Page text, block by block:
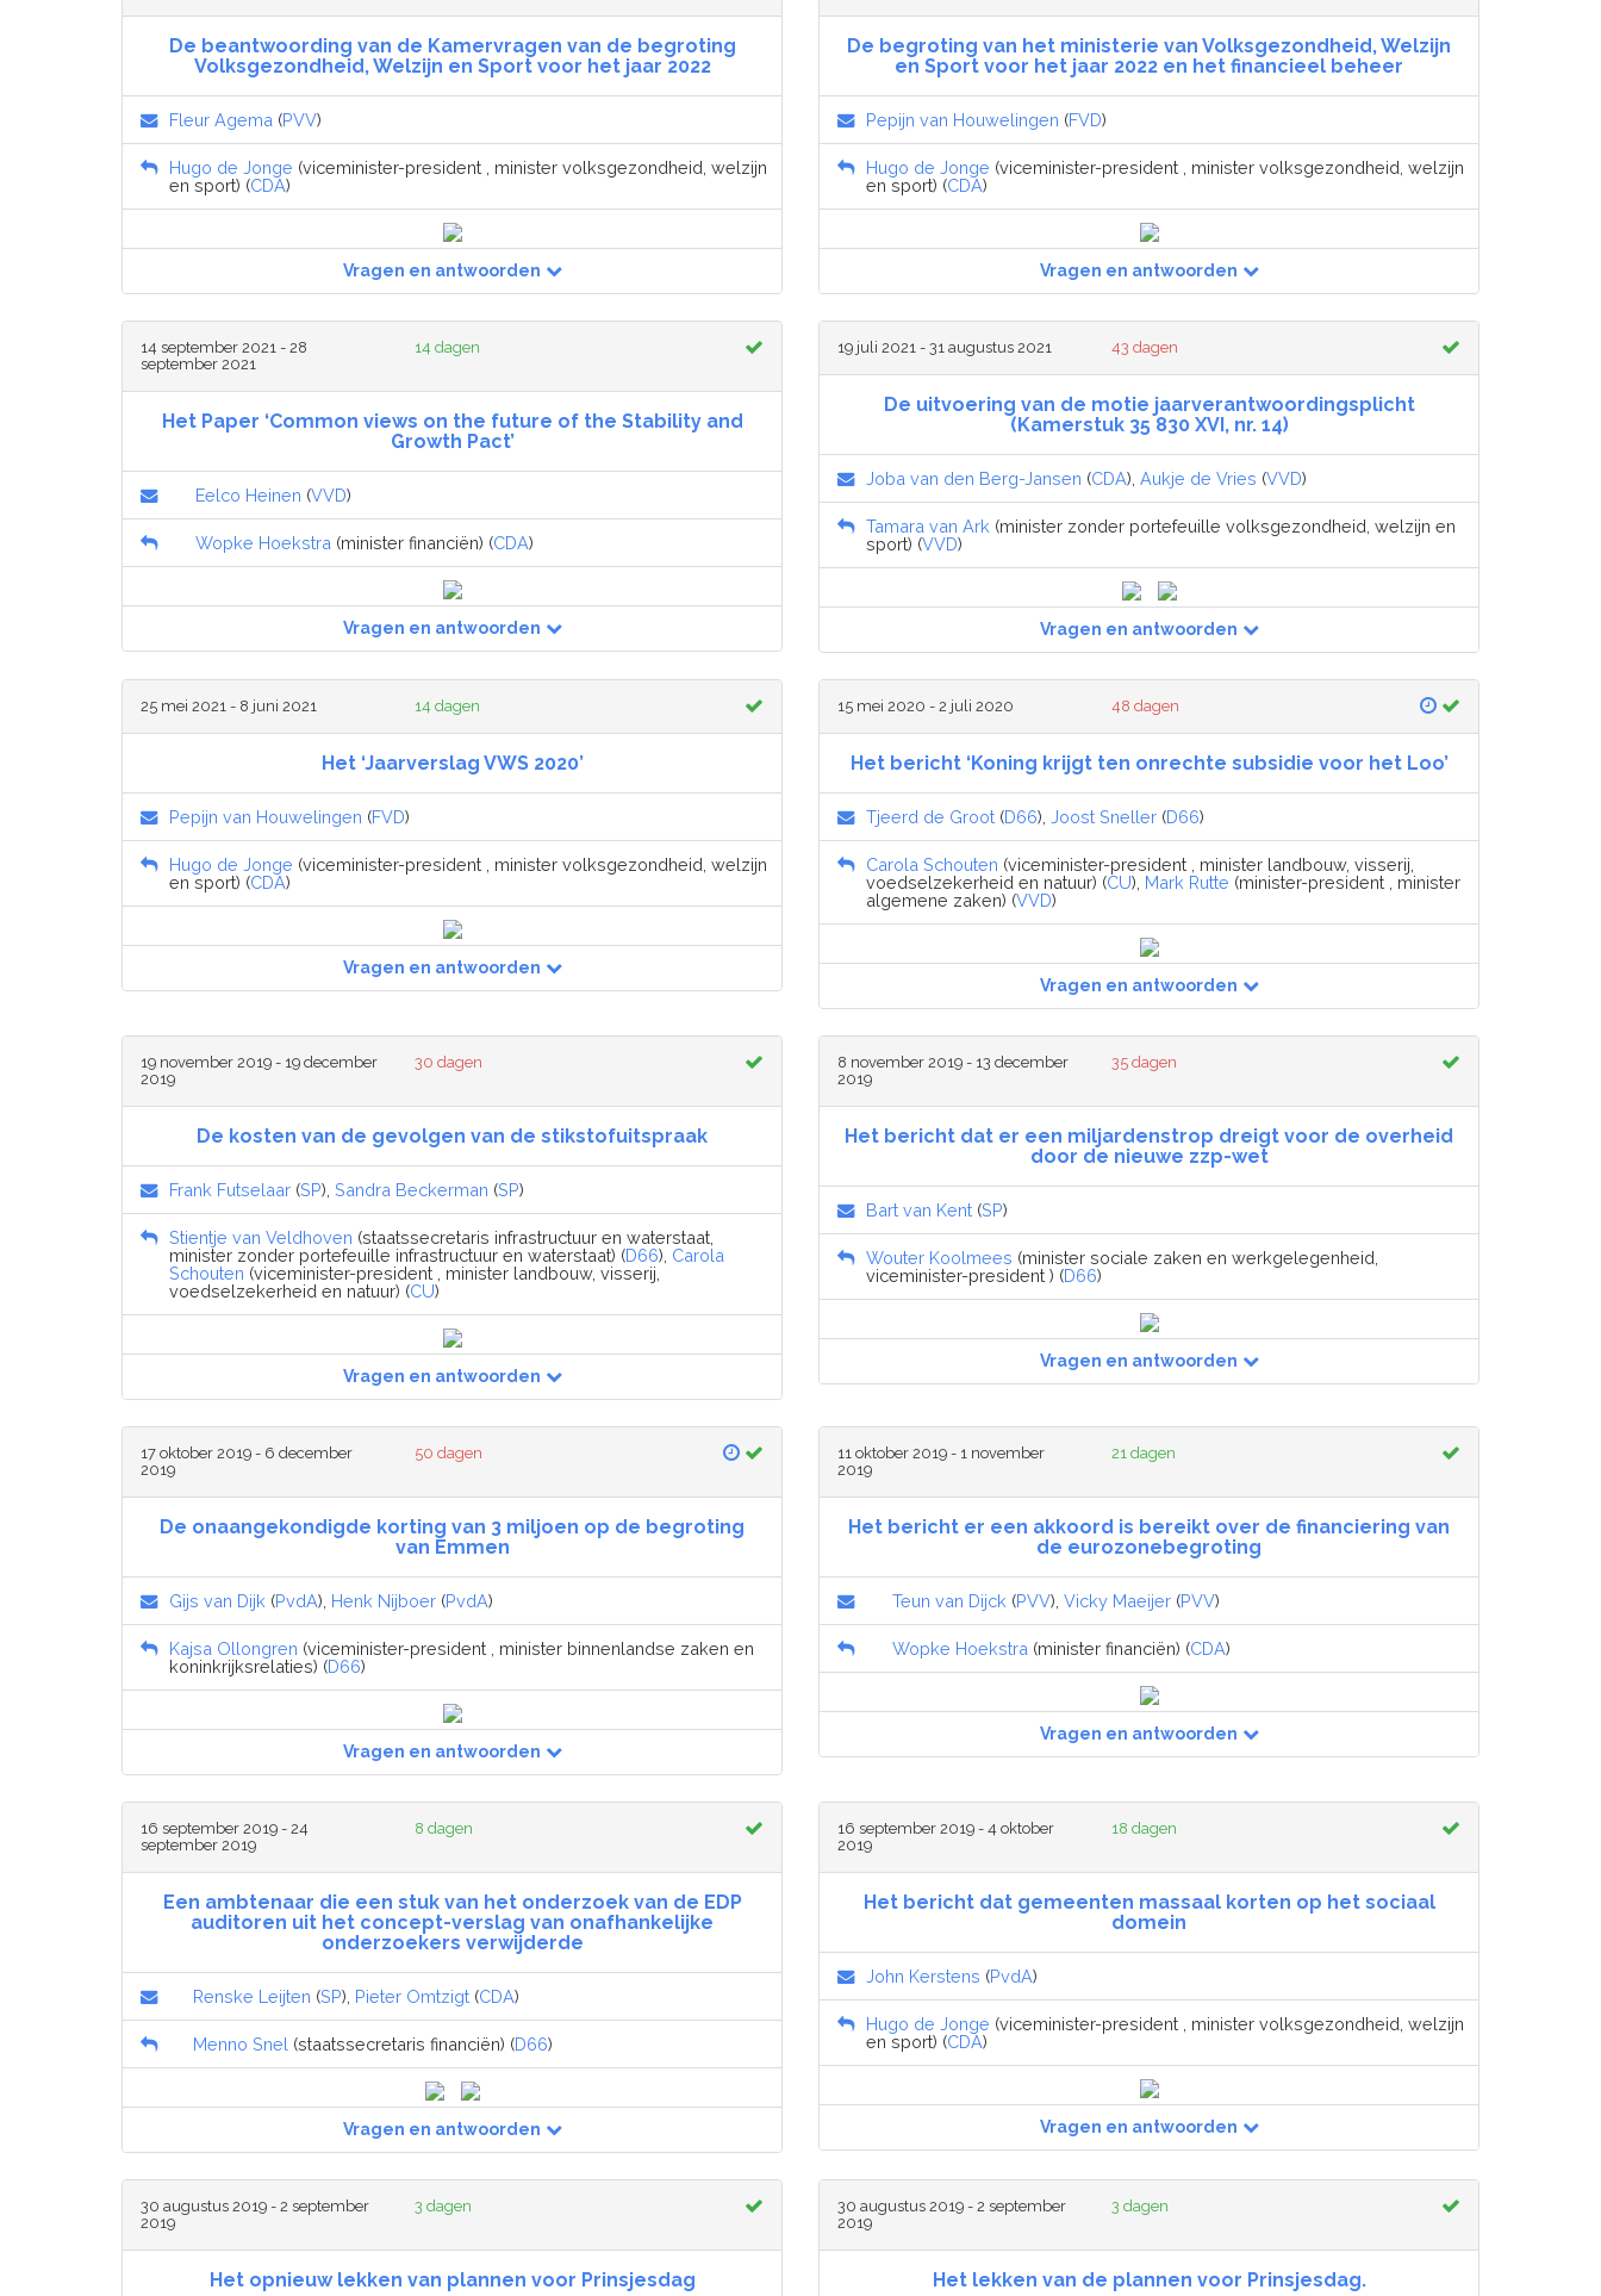
De beantwoording van de Kamervragen van de begroting
Volksgezondheid, Welzijn en Sport voor het jaar 2022
Fleur Agema (PVV)
Hugo de Jonge (viceminister-president , minister volksgezondheid, welzijn
en sport) (CDA)
Vragen en antwoorden
De begroting van het ministerie van Volksgezondheid, Welzijn
en Sport voor het jaar 2022 en het financieel beheer
Pepijn van Houwelingen (FVD)
Hugo de Jonge (viceminister-president , minister volksgezondheid, welzijn
en sport) (CDA)
Vragen en antwoorden
14 september 2021 - 28
september 2021
14 dagen
Het Paper ‘Common views on the future of the Stability and
Growth Pact’
Eelco Heinen (VVD)
Wopke Hoekstra (minister financiën) (CDA)
Vragen en antwoorden
19 juli 2021 - 31 augustus 2021 43 dagen
De uitvoering van de motie jaarverantwoordingsplicht
(Kamerstuk 35 830 XVI, nr. 14)
Joba van den Berg-Jansen (CDA), Aukje de Vries (VVD)
Tamara van Ark (minister zonder portefeuille volksgezondheid, welzijn en
sport) (VVD)
Vragen en antwoorden
25 mei 2021 - 8 juni 2021 14 dagen
Het ‘Jaarverslag VWS 2020’
Pepijn van Houwelingen (FVD)
Hugo de Jonge (viceminister-president , minister volksgezondheid, welzijn
en sport) (CDA)
Vragen en antwoorden
15 mei 2020 - 2 juli 2020 48 dagen
Het bericht ‘Koning krijgt ten onrechte subsidie voor het Loo’
Tjeerd de Groot (D66), Joost Sneller (D66)
Carola Schouten (viceminister-president , minister landbouw, visserij,
voedselzekerheid en natuur) (CU), Mark Rutte (minister-president , minister
algemene zaken) (VVD)
Vragen en antwoorden
19 november 2019 - 19 december
2019
30 dagen
De kosten van de gevolgen van de stikstofuitspraak
Frank Futselaar (SP), Sandra Beckerman (SP)
Stientje van Veldhoven (staatssecretaris infrastructuur en waterstaat,
minister zonder portefeuille infrastructuur en waterstaat) (D66), Carola
Schouten (viceminister-president , minister landbouw, visserij,
voedselzekerheid en natuur) (CU)
Vragen en antwoorden
8 november 2019 - 13 december
2019
35 dagen
Het bericht dat er een miljardenstrop dreigt voor de overheid
door de nieuwe zzp-wet
Bart van Kent (SP)
Wouter Koolmees (minister sociale zaken en werkgelegenheid,
viceminister-president ) (D66)
Vragen en antwoorden
17 oktober 2019 - 6 december
2019
50 dagen
De onaangekondigde korting van 3 miljoen op de begroting
van Emmen
Gijs van Dijk (PvdA), Henk Nijboer (PvdA)
Kajsa Ollongren (viceminister-president , minister binnenlandse zaken en
koninkrijksrelaties) (D66)
Vragen en antwoorden
11 oktober 2019 - 1 november
2019
21 dagen
Het bericht er een akkoord is bereikt over de financiering van
de eurozonebegroting
Teun van Dijck (PVV), Vicky Maeijer (PVV)
Wopke Hoekstra (minister financiën) (CDA)
Vragen en antwoorden
16 september 2019 - 24
september 2019
8 dagen
Een ambtenaar die een stuk van het onderzoek van de EDP
auditoren uit het concept-verslag van onafhankelijke
onderzoekers verwijderde
Renske Leijten (SP), Pieter Omtzigt (CDA)
Menno Snel (staatssecretaris financiën) (D66)
Vragen en antwoorden
16 september 2019 - 4 oktober
2019
18 dagen
Het bericht dat gemeenten massaal korten op het sociaal
domein
John Kerstens (PvdA)
Hugo de Jonge (viceminister-president , minister volksgezondheid, welzijn
en sport) (CDA)
Vragen en antwoorden
30 augustus 2019 - 2 september
2019
3 dagen
Het opnieuw lekken van plannen voor Prinsjesdag
30 augustus 2019 - 2 september
2019
3 dagen
Het lekken van de plannen voor Prinsjesdag.